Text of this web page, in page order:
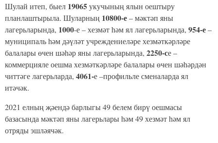
Шулай итеп, быел 19065укучының ялын оештыру
планлаштырыла. Шуларның 10800-е– мәктәп яны
лагерьларында, 1000-е – хезмәт һәм ял лагерьларында, 954-е–
муниципаль һәм дәүләт учреждениеләре хезмәткәрләре
балалары өчен шәһәр яны лагерьларында, 2250-се –
коммерцияле оешма хезмәткәрләре балалары өчен шәһәрдән
читтәге лагерьларда, 4061-е –профильле сменаларда ял
итәчәк.
2021 елның җәендә барлыгы 49 белем бирү оешмасы
базасында мәктәп яны лагерьлары һәм 49 хезмәт һәм ял
отряды эшләячәк.